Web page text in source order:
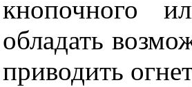
кнопочного
обладать
приводить